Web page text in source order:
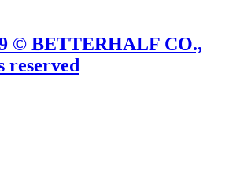
© BETTERHALF CO.,